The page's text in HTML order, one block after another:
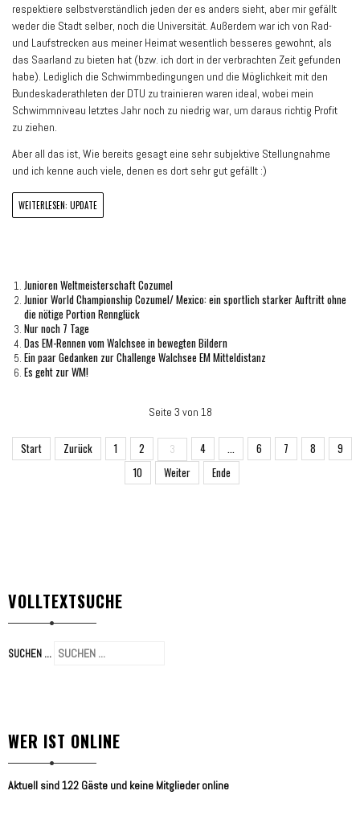
respektiere selbstverständlich jeden der es anders sieht, aber mir gefällt
weder die Stadt selber, noch die Universität. Außerdem war ich von Rad-
und Laufstrecken aus meiner Heimat wesentlich besseres gewohnt, als
das Saarland zu bieten hat (bzw. ich dort in der verbrachten Zeit gefunden
habe). Lediglich die Schwimmbedingungen und die Möglichkeit mit den
Bundeskaderathleten der DTU zu trainieren waren ideal, wobei mein
Schwimmniveau letztes Jahr noch zu niedrig war, um daraus richtig Profit
zu ziehen.
Aber all das ist, Wie bereits gesagt eine sehr subjektive Stellungnahme
und ich kenne auch viele, denen es dort sehr gut gefällt :)
WEITERLESEN: UPDATE
Junioren Weltmeisterschaft Cozumel
Junior World Championship Cozumel/ Mexico: ein sportlich starker Auftritt ohne
die nötige Portion Rennglück
Nur noch 7 Tage
Das EM-Rennen vom Walchsee in bewegten Bildern
Ein paar Gedanken zur Challenge Walchsee EM Mitteldistanz
Es geht zur WM!
Seite 3 von 18
Start Zurück 1 2 3 4 6 7 8
9
10
Weiter Ende
VOLLTEXTSUCHE
SUCHEN ...
WER IST ONLINE
Aktuell sind 122 Gäste und keine Mitglieder online